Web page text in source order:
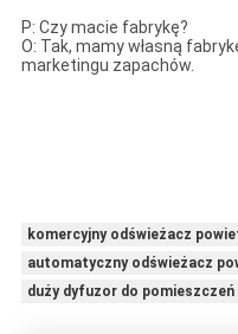
P: Czy macie fabrykę?
O: Tak, mamy własną
marketingu zapachów.
komercyjny odświeżacz
automatyczny odświeżacz
duży dyfuzor do pomieszczeń